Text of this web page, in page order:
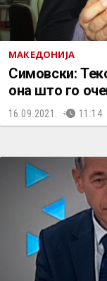
МАКЕДОНИЈА
Симовски:
она што го
16.09.2021. 11:14